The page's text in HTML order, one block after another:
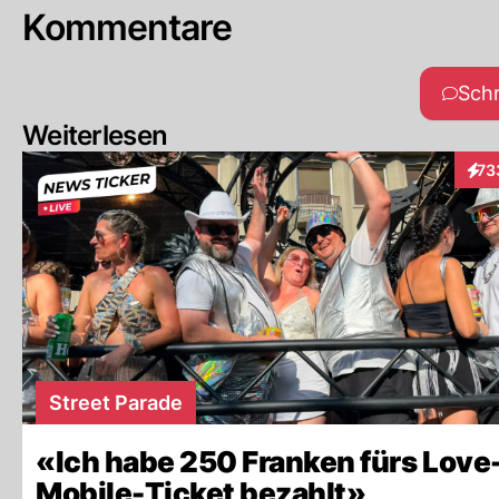
Kommentare
Weiterlesen
Street Parade
«Ich habe 250 Franken fürs